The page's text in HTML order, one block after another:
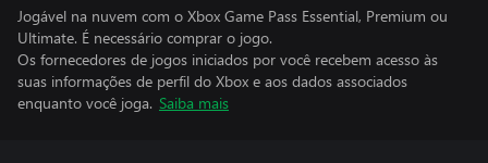
Jogável na nuvem com o Xbox Game Pass Essential, Premium ou
Ultimate. É necessário comprar o jogo.
Os fornecedores de jogos iniciados por você recebem acesso às
suas informações de perfil do Xbox e aos dados associados
enquanto você joga. Saiba mais